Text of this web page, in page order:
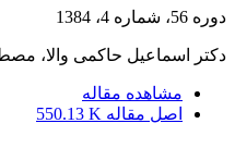
دوره 56، شماره 4، 1384
دکتر اسماعیل حاکمی والا،
مشاهده مقاله
اصل مقاله 550.13 K